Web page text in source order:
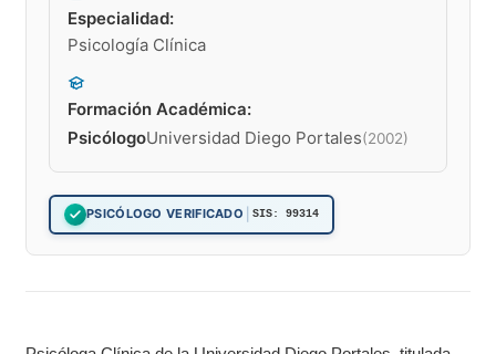
Especialidad:
Psicología Clínica
Formación Académica:
PsicólogoUniversidad Diego Portales(2002)
PSICÓLOGO VERIFICADO SIS: 99314